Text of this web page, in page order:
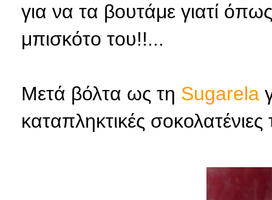
για να τα βουτάμε γιατί
μπισκότο του!!...
Μετά βόλτα ως τη Sugarela
καταπληκτικές